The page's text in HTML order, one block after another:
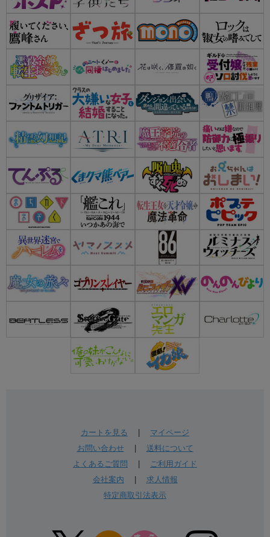
カートを見る
マイページ
お問い合わせ| 送料について
よくあるご質問
ご利用ガイド
会社案内
求人情報
特定商取引法表示